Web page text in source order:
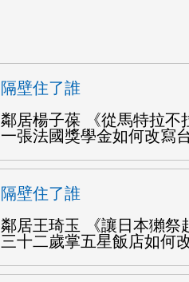
隔壁住了誰
鄰居楊子葆 《從馬特拉不
一張法國獎學金如何改寫
隔壁住了誰
鄰居王琦玉 《讓日本獺祭
三十二歲掌五星飯店如何